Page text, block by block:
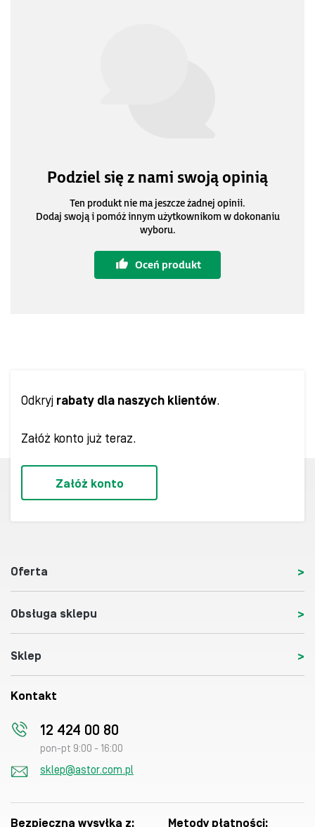
Podziel się z nami swoją opinią
Ten produkt nie ma jeszcze żadnej opinii.
Dodaj swoją i pomóż innym użytkownikom w dokonaniu
wyboru.
Oceń produkt
Odkryj rabaty dla naszych klientów.
Załóż konto już teraz.
Załóż konto
Oferta
Obsługa sklepu
Sklep
Kontakt
12 424 00 80
pon-pt 9:00 - 16:00
sklep@astor.com.pl
Bezpieczna wysyłka z: Metody płatności: